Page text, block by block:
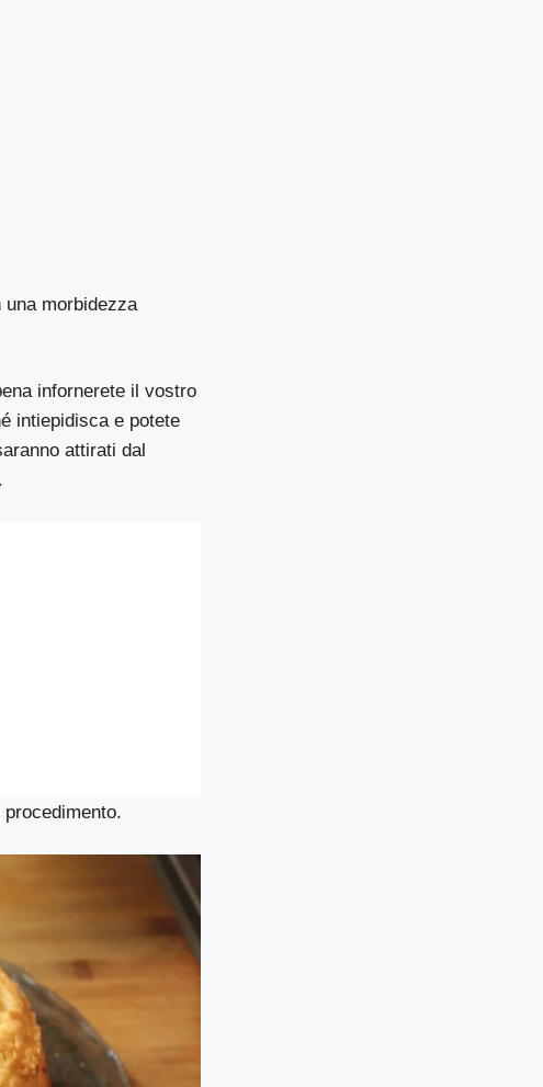
morbidezza
infornerete il vostro
intiepidisca e potete
attirati dal